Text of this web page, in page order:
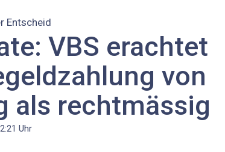
Entscheid
VBS erachtet
von
als rechtmässig
Uhr